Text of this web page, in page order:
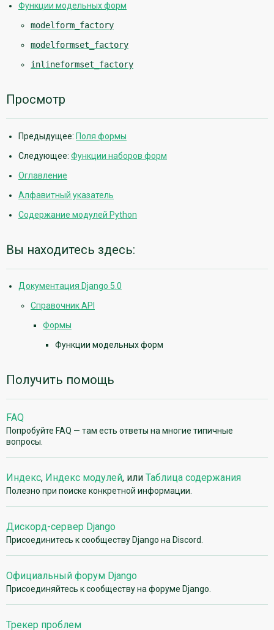
Функции модельных форм
modelform_factory
modelformset_factory
inlineformset_factory
Просмотр
Предыдущее: Поля формы
Следующее: Функции наборов форм
Оглавление
Алфавитный указатель
Содержание модулей Python
Вы находитесь здесь:
Документация Django 5.0
Справочник API
Формы
Функции модельных форм
Получить помощь
FAQ
Попробуйте FAQ — там есть ответы на многие типичные
вопросы.
Индекс, Индекс модулей, или Таблица содержания
Полезно при поиске конкретной информации.
Дискорд-сервер Django
Присоединитесь к сообществу Django на Discord.
Официальный форум Django
Присоединяйтесь к сообществу на форуме Django.
Трекер проблем